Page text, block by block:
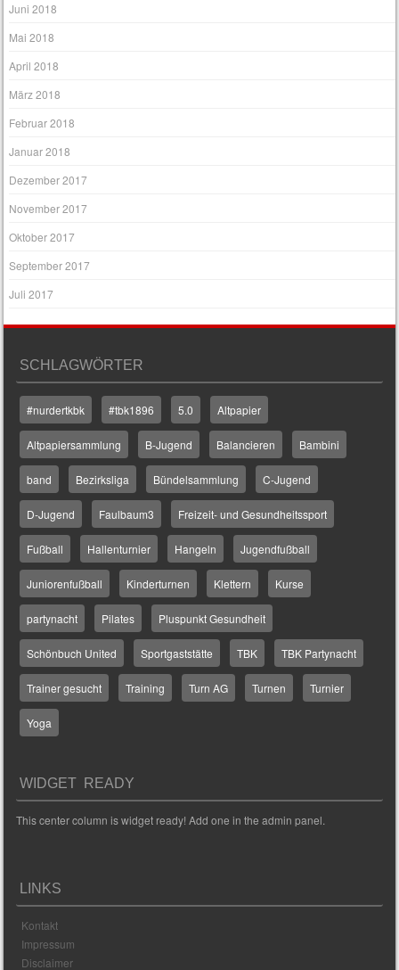
Juni 2018
Mai 2018
April 2018
März 2018
Februar 2018
Januar 2018
Dezember 2017
November 2017
Oktober 2017
September 2017
Juli 2017
SCHLAGWÖRTER
#nurdertkbk #tbk1896 5.0 Altpapier
Altpapiersammlung B-Jugend Balancieren Bambini
band Bezirksliga Bündelsammlung C-Jugend
D-Jugend Faulbaum3 Freizeit- und Gesundheitssport
Fußball Hallenturnier Hangeln Jugendfußball
Juniorenfußball Kinderturnen Klettern Kurse
partynacht Pilates Pluspunkt Gesundheit
Schönbuch United Sportgaststätte TBK TBK Partynacht
Trainer gesucht Training Turn AG Turnen Turnier
Yoga
WIDGET READY
This center column is widget ready! Add one in the admin panel.
LINKS
Kontakt
Impressum
Disclaimer